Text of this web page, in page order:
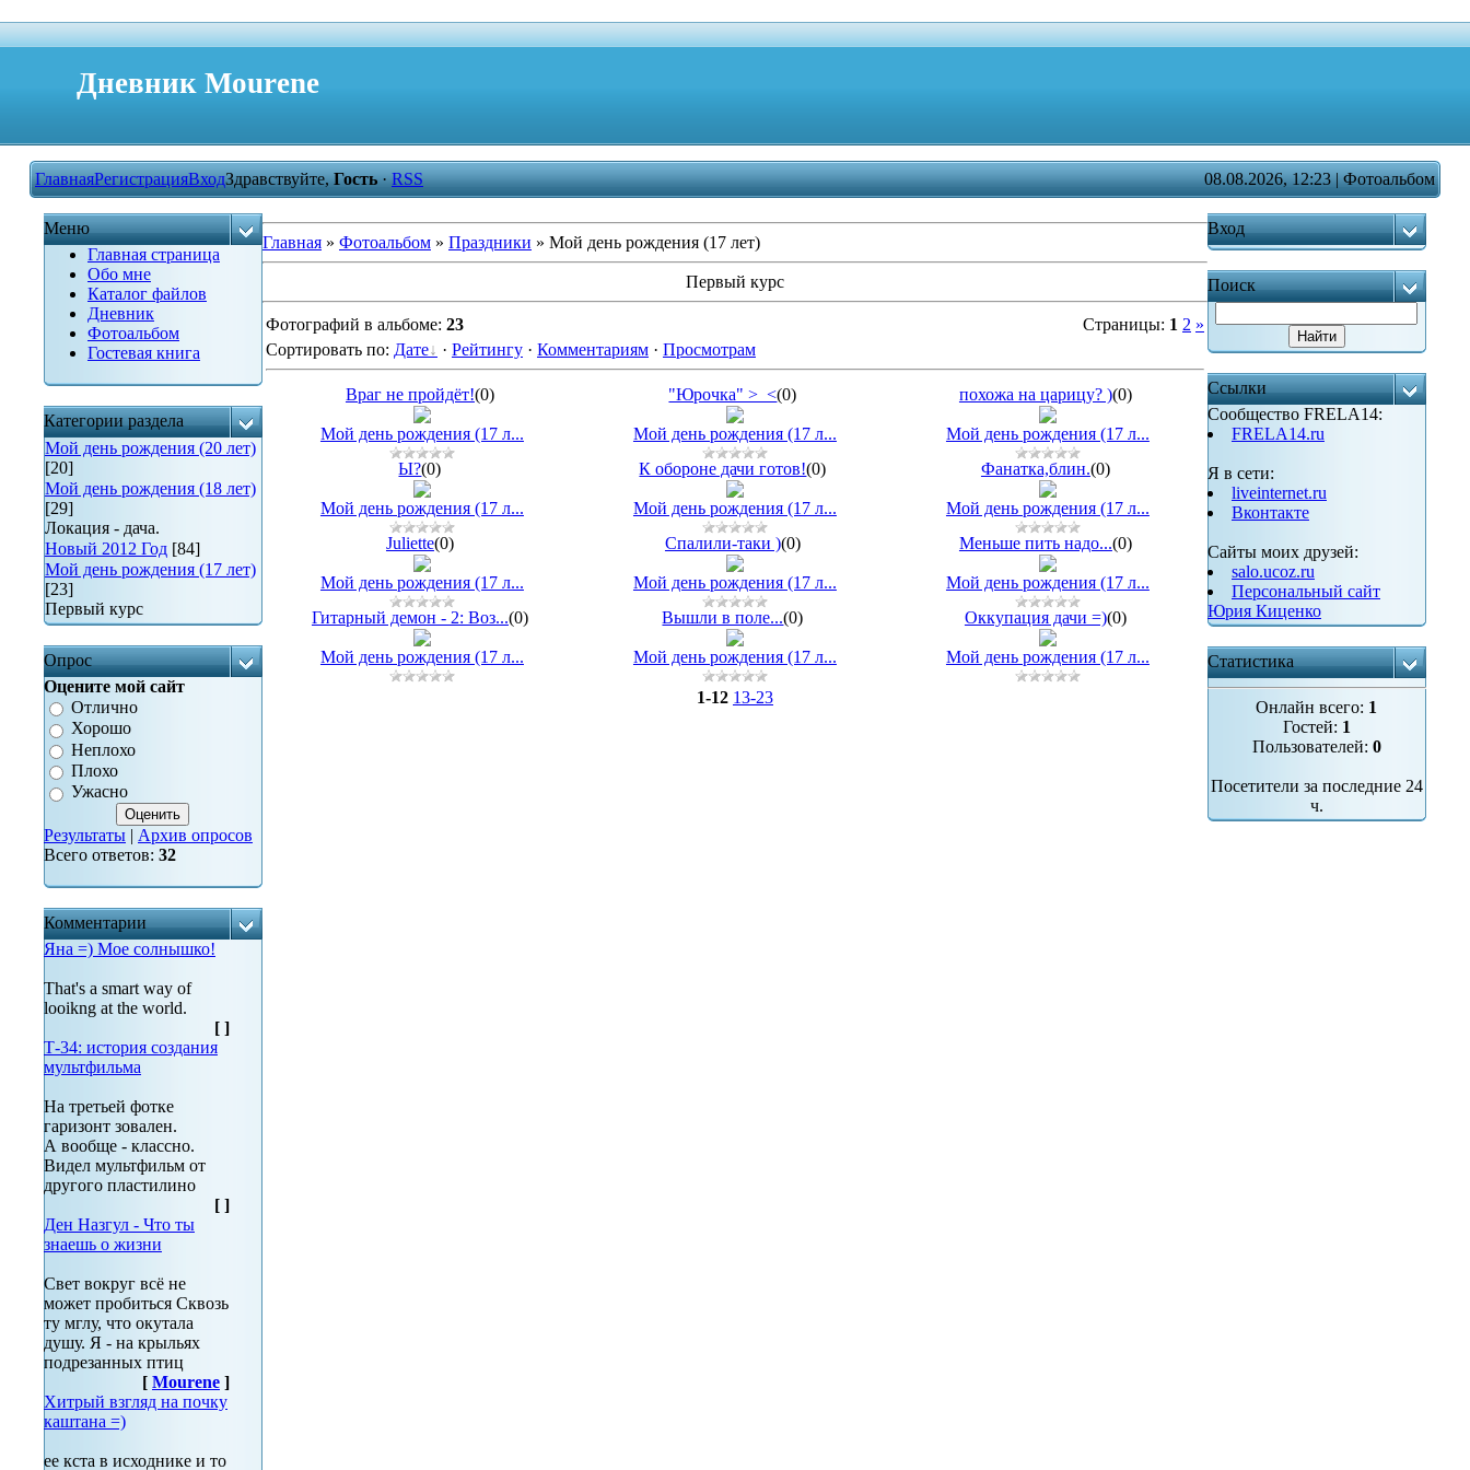
Дневник Mourene
ГлавнаяРегистрацияВходЗдравствуйте,Гость·RSS 08.08.2026, 12:23 | Фотоальбом
Меню
Главная страница
Обо мне
Каталог файлов
Дневник
Фотоальбом
Гостевая книга
Категории раздела
Мой день рождения (20 лет)
[20]
Мой день рождения (18 лет)
[29]
Локация - дача.
Новый 2012 Год [84]
Мой день рождения (17 лет)
[23]
Первый курс
Опрос
Оцените мой сайт
Отлично
Хорошо
Неплохо
Плохо
Ужасно
Результаты| Архив опросов
Всего ответов: 32
Комментарии
Яна =) Мое солнышко!
That's a smart way of
looikng at the world.
[ ]
Т-34: история создания
мультфильма
На третьей фотке
гаризонт зовален.
А вообще - классно.
Видел мультфильм от
другого пластилино
[ ]
Ден Назгул - Что ты
знаешь о жизни
Свет вокруг всё не
может пробиться Сквозь
ту мглу, что окутала
душу. Я - на крыльях
подрезанных птиц
[ Mourene]
Хитрый взгляд на почку
каштана =)
ее кста в исходнике и то
Главная» Фотоальбом» Праздники » Мой день рождения (17 лет)
Первый курс
Фотографий в альбоме: 23 Страницы: 1 2 »
Сортировать по: Дате · Рейтингу· Комментариям· Просмотрам
Враг не пройдёт!(0)
Мой день рождения (17 л...
"Юрочка" >_<(0)
Мой день рождения (17 л...
похожа на царицу? )(0)
Мой день рождения (17 л...
Ы?(0)
Мой день рождения (17 л...
К обороне дачи готов!(0)
Мой день рождения (17 л...
Фанатка,блин.(0)
Мой день рождения (17 л...
Juliette(0)
Мой день рождения (17 л...
Спалили-таки )(0)
Мой день рождения (17 л...
Меньше пить надо...(0)
Мой день рождения (17 л...
Гитарный демон - 2: Воз...(0)
Мой день рождения (17 л...
Вышли в поле...(0)
Мой день рождения (17 л...
Оккупация дачи =)(0)
Мой день рождения (17 л...
1-12 13-23
Вход
Поиск
Ссылки
Сообщество FRELA14:
FRELA14.ru
Я в сети:
liveinternet.ru
Вконтакте
Сайты моих друзей:
salo.ucoz.ru
Персональный сайт
Юрия Киценко
Статистика
Онлайн всего: 1
Гостей: 1
Пользователей: 0
Посетители за последние 24
ч.